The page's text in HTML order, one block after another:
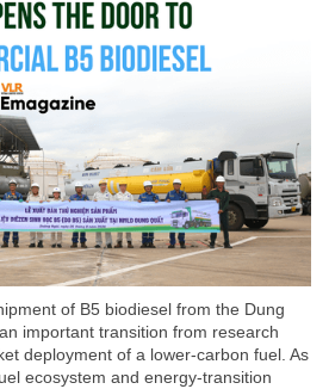
of B5 biodiesel from the Dung
important transition from research
deployment of a lower-carbon fuel. As
ecosystem and energy-transition